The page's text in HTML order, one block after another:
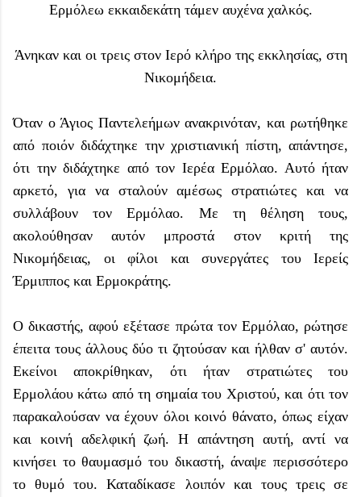
Ερμόλεω εκκαιδεκάτη τάμεν αυχένα χαλκός.
Άνηκαν και οι τρεις στον Ιερό κλήρο της εκκλησίας, στη
Νικομήδεια.
Όταν ο Άγιος Παντελεήμων ανακρινόταν, και ρωτήθηκε
από ποιόν διδάχτηκε την χριστιανική πίστη, απάντησε,
ότι την διδάχτηκε από τον Ιερέα Ερμόλαο. Αυτό ήταν
αρκετό, για να σταλούν αμέσως στρατιώτες και να
συλλάβουν τον Ερμόλαο. Με τη θέληση τους,
ακολούθησαν αυτόν μπροστά στον κριτή της
Νικομήδειας, οι φίλοι και συνεργάτες του Ιερείς
Έρμιππος και Ερμοκράτης.
Ο δικαστής, αφού εξέτασε πρώτα τον Ερμόλαο, ρώτησε
έπειτα τους άλλους δύο τι ζητούσαν και ήλθαν σ' αυτόν.
Εκείνοι αποκρίθηκαν, ότι ήταν στρατιώτες του
Ερμολάου κάτω από τη σημαία του Χριστού, και ότι τον
παρακαλούσαν να έχουν όλοι κοινό θάνατο, όπως είχαν
και κοινή αδελφική ζωή. Η απάντηση αυτή, αντί να
κινήσει το θαυμασμό του δικαστή, άναψε περισσότερο
το θυμό του. Καταδίκασε λοιπόν και τους τρεις σε